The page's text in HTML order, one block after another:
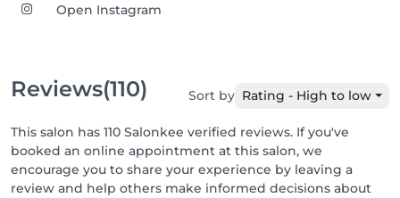
Open Instagram
Reviews(110) Sort by Rating - High to low
This salon has 110 Salonkee verified reviews. If you've
booked an online appointment at this salon, we
encourage you to share your experience by leaving a
review and help others make informed decisions about